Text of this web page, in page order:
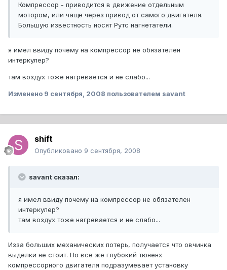
Компрессор - приводится в движение отдельным
мотором, или чаще через привод от самого двигателя.
Большую известность носят Рутс нагнетатели.
я имел ввиду почему на компрессор не обязателен
интеркулер?
там воздух тоже нагревается и не слабо...
Изменено 9 сентября, 2008 пользователем savant
shift
Опубликовано 9 сентября, 2008
savant сказал:
я имел ввиду почему на компрессор не обязателен
интеркулер?
там воздух тоже нагревается и не слабо...
Изза больших механических потерь, получается что овчинка
выделки не стоит. Но все же глубокий тюненх
компрессорного двигателя подразумевает установку